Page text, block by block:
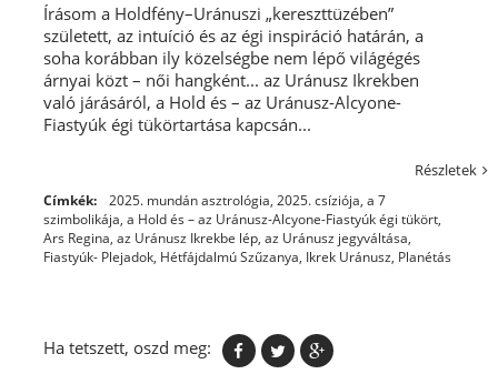
Írásom a Holdfény–Uránuszi „kereszttüzében”
született, az intuíció és az égi inspiráció határán, a
soha korábban ily közelségbe nem lépő világégés
árnyai közt – női hangként... az Uránusz Ikrekben
való járásáról, a Hold és – az Uránusz-Alcyone-
Fiastyúk égi tükörtartása kapcsán...
Részletek
Címkék: 2025. mundán asztrológia, 2025. csíziója, a 7
szimbolikája, a Hold és – az Uránusz-Alcyone-Fiastyúk égi tükört,
Ars Regina, az Uránusz Ikrekbe lép, az Uránusz jegyváltása,
Fiastyúk- Plejadok, Hétfájdalmú Szűzanya, Ikrek Uránusz, Planétás
Ha tetszett, oszd meg: